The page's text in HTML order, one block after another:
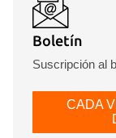
Boletín
Suscripción al
CADA